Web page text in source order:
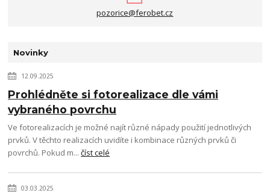
pozorice@ferobet.cz
Novinky
12.09.2025
Prohlédněte si fotorealizace dle vámi
vybraného povrchu
Ve fotorealizacích je možné najít různé nápady použití jednotlivých
prvků. V těchto realizacích uvidíte i kombinace různých prvků či
povrchů. Pokud m...číst celé
03.03.2025